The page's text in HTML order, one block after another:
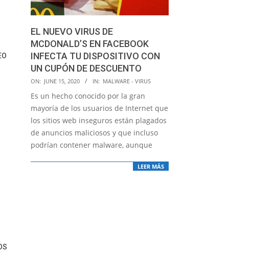
EL NUEVO VIRUS DE
MCDONALD’S EN FACEBOOK
INFECTA TU DISPOSITIVO CON
UN CUPÓN DE DESCUENTO
2020-
06-
15
ON: JUNE 15, 2020 IN: MALWARE - VIRUS
Es un hecho conocido por la gran
mayoría de los usuarios de Internet que
los sitios web inseguros están plagados
de anuncios maliciosos y que incluso
podrían contener malware, aunque
LEER MÁS